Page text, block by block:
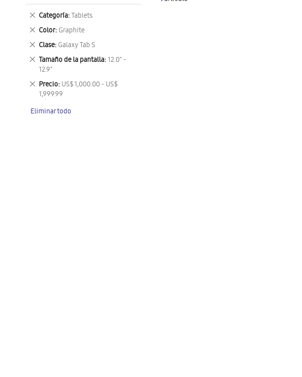
Categoría Tablets
Eliminar
este
artículo
Color Graphite
Eliminar
este
artículo
Clase Galaxy Tab S
Eliminar
este
artículo
Tamaño de la pantalla 12.0" -
12.9"
Eliminar
este
artículo
Precio US$ 1,000.00 - US$
1,999.99
Eliminar
este
Eliminar todo